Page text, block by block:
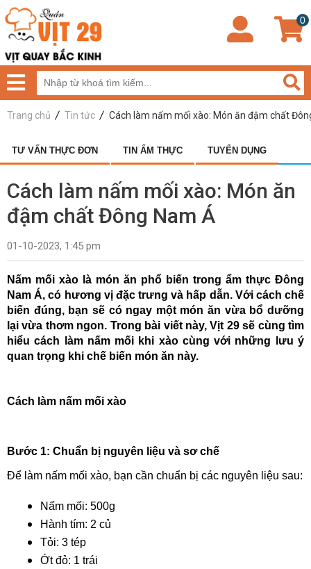
0
Trang chủ Tin tức Cách làm nấm mối xào: Món ăn đậm chất
TƯ VẤN THỰC ĐƠN TIN ẨM THỰC TUYỂN DỤNG
Cách làm nấm mối xào: Món ăn
đậm chất Đông Nam Á
01-10-2023, 1:45 pm
Nấm mối xào là món ăn phổ biến trong ẩm thực Đông
Nam Á, có hương vị đặc trưng và hấp dẫn. Với cách chế
biến đúng, bạn sẽ có ngay một món ăn vừa bổ dưỡng
lại vừa thơm ngon. Trong bài viết này, Vịt 29 sẽ cùng tìm
hiểu cách làm nấm mối khi xào cùng với những lưu ý
quan trọng khi chế biến món ăn này.
Cách làm nấm mối xào
Bước 1: Chuẩn bị nguyên liệu và sơ chế
Để làm nấm mối xào, bạn cần chuẩn bị các nguyên liệu sau:
Nấm mối: 500g
Hành tím: 2 củ
Tỏi: 3 tép
Ớt đỏ: 1 trái